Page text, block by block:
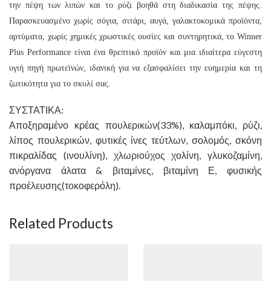
την πέψη των λιπών και το ρύζι βοηθά στη διαδικασία της πέψης.
Παρασκευασμένο χωρίς σόγια, σιτάρι, αυγά, γαλακτοκομικά προϊόντα,
αρτύματα, χωρίς χημικές χρωστικές ουσίες και συντηρητικά, το Winner
Plus Performance είναι ένα θρεπτικό προϊόν και μια ιδιαίτερα εύγεστη
υγιή πηγή πρωτεϊνών, ιδανική για να εξασφαλίσει την ευημερία και τη
ζωτικότητα για το σκυλί σας.
ΣΥΣΤΑΤΙΚΑ:
Αποξηραμένο κρέας πουλερικών(33%), καλαμπόκι, ρύζι,
λίπος πουλερικών, φυτικές ίνες τεύτλων, σολομός, σκόνη
πικραλίδας (ινουλίνη), χλωριούχος χολίνη, γλυκοζαμίνη,
ανόργανα άλατα & βιταμίνες, βιταμίνη Ε, φυσικής
προέλευσης(τοκοφερόλη).
Related Products